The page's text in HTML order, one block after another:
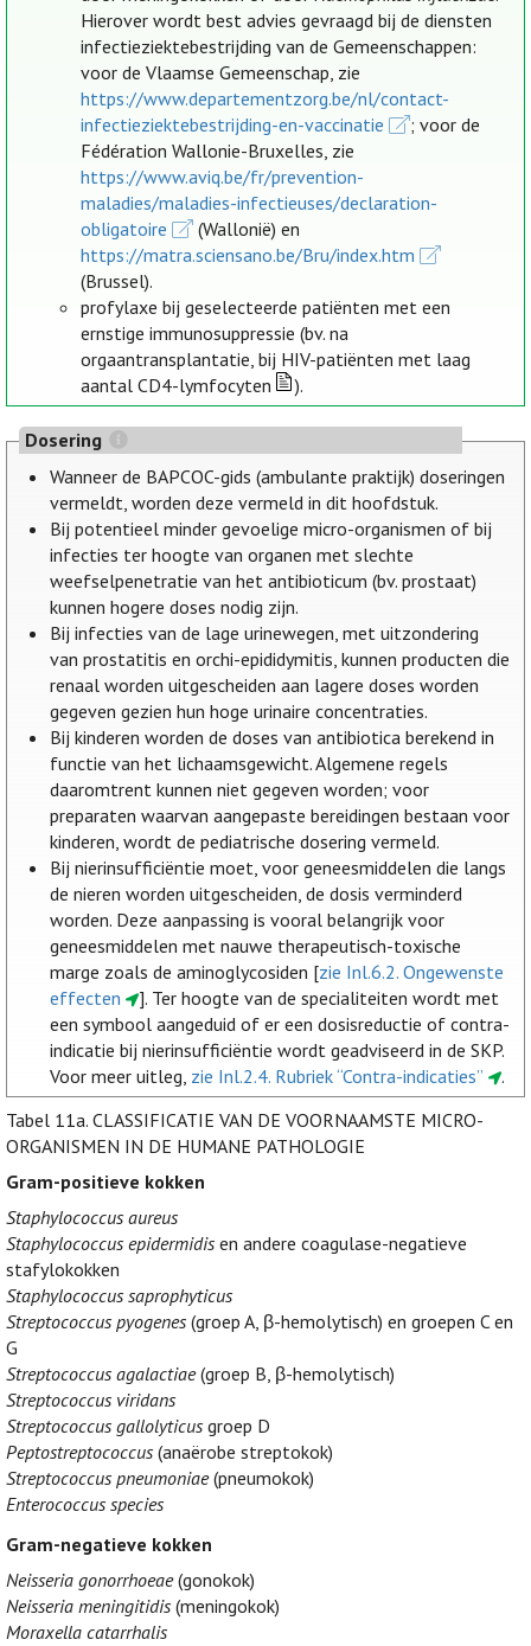
Hierover wordt best advies gevraagd bij de diensten
infectieziektebestrijding van de Gemeenschappen:
voor de Vlaamse Gemeenschap, zie
https://www.departementzorg.be/nl/contact-
infectieziektebestrijding-en-vaccinatie
; voor de
Fédération Wallonie-Bruxelles, zie
https://www.aviq.be/fr/prevention-
maladies/maladies-infectieuses/declaration-
obligatoire
(Wallonië) en
https://matra.sciensano.be/Bru/index.htm
(Brussel).
profylaxe bij geselecteerde patiënten met een
ernstige immunosuppressie (bv. na
orgaantransplantatie, bij HIV-patiënten met laag
aantal CD4-lymfocyten
).
Dosering
Wanneer de BAPCOC-gids (ambulante praktijk) doseringen
vermeldt, worden deze vermeld in dit hoofdstuk.
Bij potentieel minder gevoelige micro-organismen of bij
infecties ter hoogte van organen met slechte
weefselpenetratie van het antibioticum (bv. prostaat)
kunnen hogere doses nodig zijn.
Bij infecties van de lage urinewegen, met uitzondering
van prostatitis en orchi-epididymitis, kunnen producten die
renaal worden uitgescheiden aan lagere doses worden
gegeven gezien hun hoge urinaire concentraties.
Bij kinderen worden de doses van antibiotica berekend in
functie van het lichaamsgewicht. Algemene regels
daaromtrent kunnen niet gegeven worden; voor
preparaten waarvan aangepaste bereidingen bestaan voor
kinderen, wordt de pediatrische dosering vermeld.
Bij nierinsufficiëntie moet, voor geneesmiddelen die langs
de nieren worden uitgescheiden, de dosis verminderd
worden. Deze aanpassing is vooral belangrijk voor
geneesmiddelen met nauwe therapeutisch-toxische
marge zoals de aminoglycosiden [zie Inl.6.2. Ongewenste
effecten
]. Ter hoogte van de specialiteiten wordt met
een symbool aangeduid of er een dosisreductie of contra-
indicatie bij nierinsufficiëntie wordt geadviseerd in de SKP.
Voor meer uitleg, zie Inl.2.4. Rubriek “Contra-indicaties”
.
Tabel 11a. CLASSIFICATIE VAN DE VOORNAAMSTE MICRO-
ORGANISMEN IN DE HUMANE PATHOLOGIE
Gram-positieve kokken
Staphylococcus aureus
Staphylococcus epidermidis en andere coagulase-negatieve
stafylokokken
Staphylococcus saprophyticus
Streptococcus pyogenes (groep A, β-hemolytisch) en groepen C en
G
Streptococcus agalactiae(groep B, β-hemolytisch)
Streptococcus viridans
Streptococcus gallolyticus groep D
Peptostreptococcus (anaërobe streptokok)
Streptococcus pneumoniae(pneumokok)
Enterococcus species
Gram-negatieve kokken
Neisseria gonorrhoeae(gonokok)
Neisseria meningitidis (meningokok)
Moraxella catarrhalis